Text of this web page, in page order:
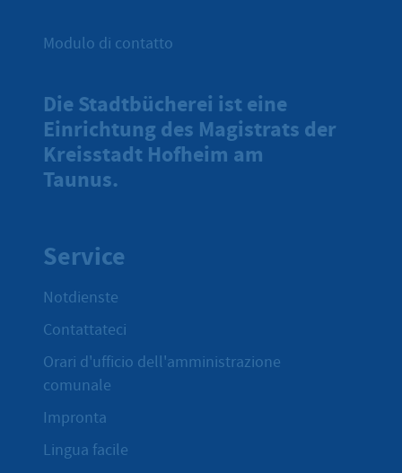
Modulo di contatto
Die Stadtbücherei ist eine
Einrichtung des Magistrats der
Kreisstadt Hofheim am
Taunus.
Service
Notdienste
Contattateci
Orari d'ufficio dell'amministrazione
comunale
Impronta
Lingua facile